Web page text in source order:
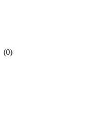
(0)